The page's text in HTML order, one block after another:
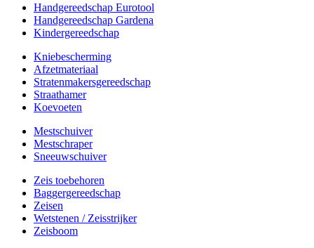
Handgereedschap Eurotool
Handgereedschap Gardena
Kindergereedschap
Kniebescherming
Afzetmateriaal
Stratenmakersgereedschap
Straathamer
Koevoeten
Mestschuiver
Mestschraper
Sneeuwschuiver
Zeis toebehoren
Baggergereedschap
Zeisen
Wetstenen / Zeisstrijker
Zeisboom